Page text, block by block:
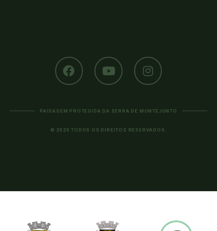
PAISAGEM PROTEGIDA DA SERRA DE MONTEJUNTO
© 2020 TODOS OS DIREITOS RESERVADOS.